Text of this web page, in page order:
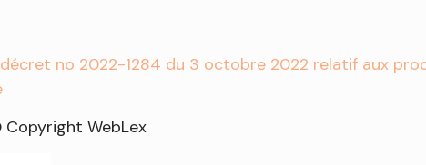
no 2022-1284 du 3 octobre 2022 relatif aux
WebLex